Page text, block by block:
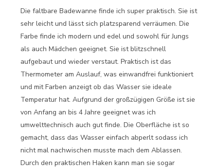
Die faltbare Badewanne finde ich super praktisch. Sie ist
sehr leicht und lässt sich platzsparend verräumen. Die
Farbe finde ich modern und edel und sowohl für Jungs
als auch Mädchen geeignet. Sie ist blitzschnell
aufgebaut und wieder verstaut. Praktisch ist das
Thermometer am Auslauf, was einwandfrei funktioniert
und mit Farben anzeigt ob das Wasser sie ideale
Temperatur hat. Aufgrund der großzügigen Größe ist sie
von Anfang an bis 4 Jahre geeignet was ich
umwelttechnisch auch gut finde. Die Oberfläche ist so
gemacht, dass das Wasser einfach abperlt sodass ich
nicht mal nachwischen musste mach dem Ablassen.
Durch den praktischen Haken kann man sie sogar